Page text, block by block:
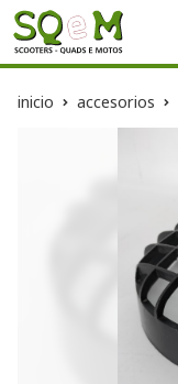
inicio accesorios